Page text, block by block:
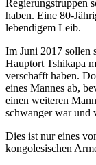
Regierungstruppen
haben. Eine 80-
lebendigem Leib.
Im Juni 2017 sollen
Hauptort Tshikapa
verschafft haben.
eines Mannes ab,
einen weiteren
schwanger war und
Dies ist nur eines
kongolesischen